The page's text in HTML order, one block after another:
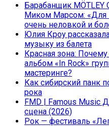
Барабанщик MÖTLEY
Миком Марсом: «Для
очень неловкой и
Юлия Кроу
музыку из балета
Красная зона:
альбом «In Rock»
мастеринге?
Как сибирский панк
рока
FMD | Famous Music
сцена (2026)
Рок — фестиваль